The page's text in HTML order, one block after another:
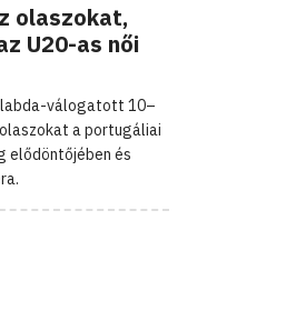
olaszokat,
U20-as női
válogatott 10–
a portugáliai
elődöntőjében és